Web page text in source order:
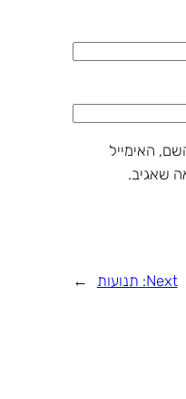
האימייל
שאגיב.
Next: תנועות →